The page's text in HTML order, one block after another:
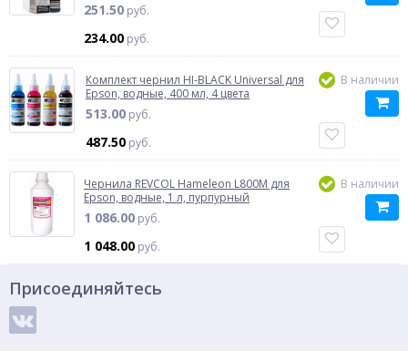
251.50 руб.
234.00 руб.
Комплект чернил HI-BLACK Universal для
Epson, водные, 400 мл, 4 цвета
513.00 руб.
487.50 руб.
В наличии
Чернила REVCOL Hameleon L800M для
Epson, водные, 1 л, пурпурный
1 086.00 руб.
1 048.00 руб.
В наличии
Присоединяйтесь